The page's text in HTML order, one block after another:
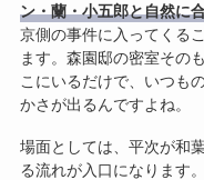
ン・蘭・小五郎と自然に
京側の事件に入ってくる
ます。森園邸の密室その
こにいるだけで、いつも
かさが出るんですよね。
場面としては、平次が和
る流れが入口になります。